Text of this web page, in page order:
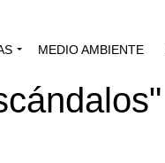
MEDIO AMBIENTE